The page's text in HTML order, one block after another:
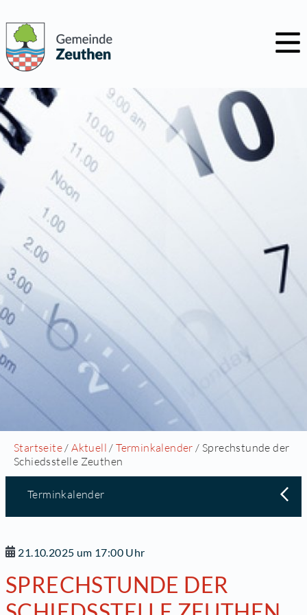
Startseite /Aktuell /Terminkalender / Sprechstunde der
Schiedsstelle Zeuthen
Terminkalender
21.10.2025 um 17:00 Uhr
SPRECHSTUNDE DER